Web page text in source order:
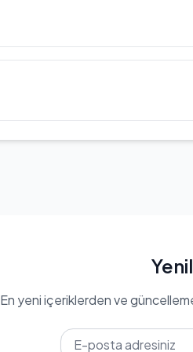
En yeni içeriklerden ve